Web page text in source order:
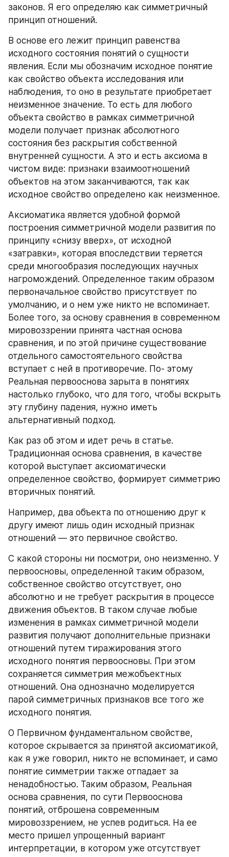
законов. Я его определяю как симметричный
принцип отношений.
В основе его лежит принцип равенства
исходного состояния понятий о сущности
явления. Если мы обозначим исходное понятие
как свойство объекта исследования или
наблюдения, то оно в результате приобретает
неизменное значение. То есть для любого
объекта свойство в рамках симметричной
модели получает признак абсолютного
состояния без раскрытия собственной
внутренней сущности. А это и есть аксиома в
чистом виде: признаки взаимоотношений
объектов на этом заканчиваются, так как
исходное свойство определено как неизменное.
Аксиоматика является удобной формой
построения симметричной модели развития по
принципу «снизу вверх», от исходной
«затравки», которая впоследствии теряется
среди многообразия последующих научных
нагромождений. Определенное таким образом
первоначальное свойство присутствует по
умолчанию, и о нем уже никто не вспоминает.
Более того, за основу сравнения в современном
мировоззрении принята частная основа
сравнения, и по этой причине существование
отдельного самостоятельного свойства
вступает с ней в противоречие. По‑ этому
Реальная первооснова зарыта в понятиях
настолько глубоко, что для того, чтобы вскрыть
эту глубину падения, нужно иметь
альтернативный подход.
Как раз об этом и идет речь в статье.
Традиционная основа сравнения, в качестве
которой выступает аксиоматически
определенное свойство, формирует симметрию
вторичных понятий.
Например, два объекта по отношению друг к
другу имеют лишь один исходный признак
отношений — это первичное свойство.
С какой стороны ни посмотри, оно неизменно. У
первоосновы, определенной таким образом,
собственное свойство отсутствует, оно
абсолютно и не требует раскрытия в процессе
движения объектов. В таком случае любые
изменения в рамках симметричной модели
развития получают дополнительные признаки
отношений путем тиражирования этого
исходного понятия первоосновы. При этом
сохраняется симметрия межобъектных
отношений. Она однозначно моделируется
парой симметричных признаков все того же
исходного понятия.
О Первичном фундаментальном свойстве,
которое скрывается за принятой аксиоматикой,
как я уже говорил, никто не вспоминает, и само
понятие симметрии также отпадает за
ненадобностью. Таким образом, Реальная
основа сравнения, по сути Первооснова
понятий, отброшена современным
мировоззрением, не успев родиться. На ее
место пришел упрощенный вариант
интерпретации, в котором уже отсутствует